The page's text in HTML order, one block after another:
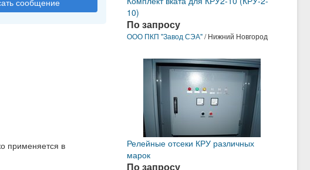
сообщение
применяется в
10)
По запросу
ООО ПКП "Завод СЭА"/ Нижний Новгород
Релейные отсеки КРУ различных
марок
По запросу